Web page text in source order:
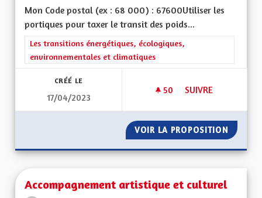
Mon Code postal (ex : 68 000) : 67600Utiliser les
portiques pour taxer le transit des poids...
Filtrer les résultats de la catégorie : Les transitions
Les transitions énergétiques, écologiques,
environnementales et climatiques
CRÉÉ LE
17/04/2023
50 50 ABONNÉS
SUIVRE
VOIR LA PROPOSITION
Accompagnement artistique et culturel